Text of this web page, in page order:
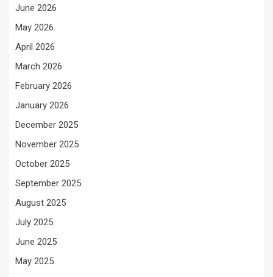
June 2026
May 2026
April 2026
March 2026
February 2026
January 2026
December 2025
November 2025
October 2025
September 2025
August 2025
July 2025
June 2025
May 2025